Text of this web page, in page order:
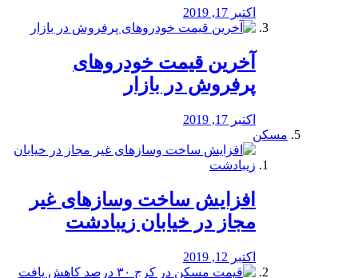
اکتبر 17, 2019
آخرین قیمت خودرو‌های
پرفروش در بازار
اکتبر 17, 2019
مسکن
افزایش ساخت وسازهای غیر
مجاز در خیابان زیبادشت
اکتبر 12, 2019